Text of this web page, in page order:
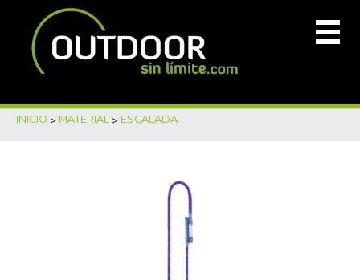
INICIO > MATERIAL > ESCALADA